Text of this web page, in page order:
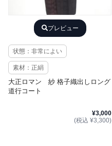
プレビュー
状態：非常によい
素材：正絹
大正ロマン 紗 格子織出しロング
道行コート
¥3,000
(税込 ¥3,300)